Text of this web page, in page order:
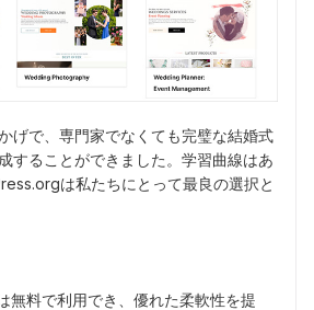
げで、専門家でなくても完璧な結婚式
することができました。学習曲線はあ
は私たちにとって最良の選択と
無料で利用でき、優れた柔軟性を提